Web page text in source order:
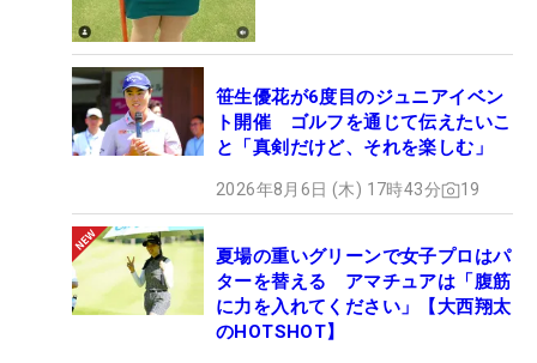
笹生優花が6度目のジュニアイベン
ト開催 ゴルフを通じて伝えたいこ
と「真剣だけど、それを楽しむ」
2026年8月6日 (木) 17時43分 19
夏場の重いグリーンで女子プロはパ
ターを替える アマチュアは「腹筋
に力を入れてください」【大西翔太
のHOTSHOT】